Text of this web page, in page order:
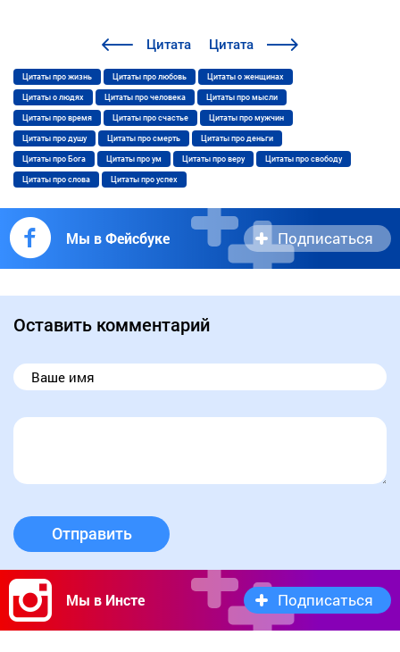
Цитата Цитата
Цитаты про жизнь Цитаты про любовь Цитаты о женщинах
Цитаты о людях Цитаты про человека Цитаты про мысли
Цитаты про время Цитаты про счастье Цитаты про мужчин
Цитаты про душу Цитаты про смерть Цитаты про деньги
Цитаты про Бога Цитаты про ум Цитаты про веру Цитаты про свободу
Цитаты про слова Цитаты про успех
Мы в Фейсбуке Подписаться
Оставить комментарий
Отправить
Мы в Инсте Подписаться